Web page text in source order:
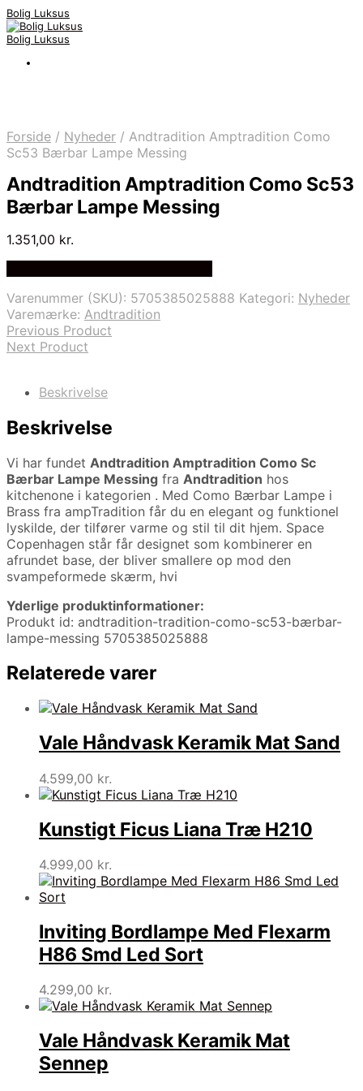
Bolig Luksus
Bolig Luksus
Forside / Nyheder / Andtradition Amptradition Como
Sc53 Bærbar Lampe Messing
Andtradition Amptradition Como Sc53
Bærbar Lampe Messing
1.351,00 kr.
Varenummer (SKU): 5705385025888 Kategori: Nyheder
Varemærke: Andtradition
Previous Product
Next Product
Beskrivelse
Beskrivelse
Vi har fundet Andtradition Amptradition Como Sc
Bærbar Lampe Messing fra Andtradition hos
kitchenone i kategorien . Med Como Bærbar Lampe i
Brass fra ampTradition får du en elegant og funktionel
lyskilde, der tilfører varme og stil til dit hjem. Space
Copenhagen står får designet som kombinerer en
afrundet base, der bliver smallere op mod den
svampeformede skærm, hvi
Yderlige produktinformationer:
Produkt id: andtradition-tradition-como-sc53-bærbar-
lampe-messing 5705385025888
Relaterede varer
Vale Håndvask Keramik Mat Sand
4.599,00 kr.
Kunstigt Ficus Liana Træ H210
4.999,00 kr.
Inviting Bordlampe Med Flexarm
H86 Smd Led Sort
4.299,00 kr.
Vale Håndvask Keramik Mat
Sennep